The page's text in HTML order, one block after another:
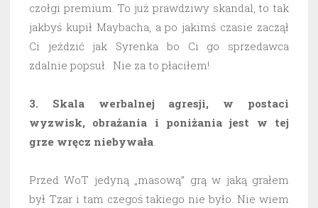
czołgi premium. To już prawdziwy skandal, to tak
jakbyś kupił Maybacha, a po jakimś czasie zaczął
Ci jeździć jak Syrenka bo Ci go sprzedawca
zdalnie popsuł. Nie za to płaciłem!
3. Skala werbalnej agresji, w postaci
wyzwisk, obrażania i poniżania jest w tej
grze wręcz niebywała.
Przed WoT jedyną „masową” grą w jaką grałem
był Tzar i tam czegoś takiego nie było. Nie wiem